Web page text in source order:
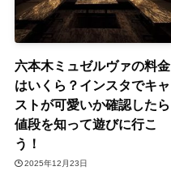
六本木ミュゼルヴァの料金
はいくら？インスタでキャ
ストが可愛いか確認したら
値段を知って遊びに行こ
う！
2025年12月23日